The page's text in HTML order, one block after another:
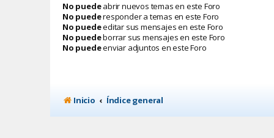
No puedeabrir nuevos temas en este Foro
No puederesponder a temas en este Foro
No puedeeditar sus mensajes en este Foro
No puedeborrar sus mensajes en este Foro
No puedeenviar adjuntos en este Foro
Inicio Índice general